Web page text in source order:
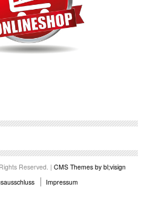
Reserved. | CMS Themes by bl;visign
Impressum